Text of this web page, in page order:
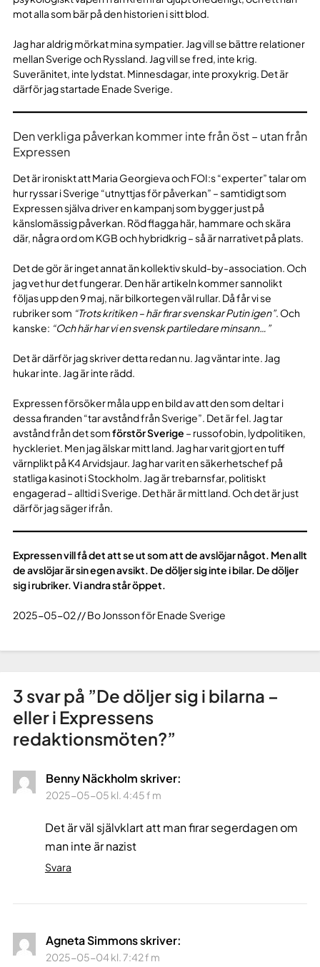
mot alla som bär på den historien i sitt blod.
Jag har aldrig mörkat mina sympatier. Jag vill se bättre relationer
mellan Sverige och Ryssland. Jag vill se fred, inte krig.
Suveränitet, inte lydstat. Minnesdagar, inte proxykrig. Det är
därför jag startade Enade Sverige.
Den verkliga påverkan kommer inte från öst – utan från
Expressen
Det är ironiskt att Maria Georgieva och FOI:s “experter” talar om
hur ryssar i Sverige “utnyttjas för påverkan” – samtidigt som
Expressen själva driver en kampanj som bygger just på
känslomässig påverkan. Röd flagga här, hammare och skära
där, några ord om KGB och hybridkrig – så är narrativet på plats.
Det de gör är inget annat än kollektiv skuld-by-association. Och
jag vet hur det fungerar. Den här artikeln kommer sannolikt
följas upp den 9 maj, när bilkortegen väl rullar. Då får vi se
rubriker som “Trots kritiken – här firar svenskar Putin igen”. Och
kanske: “Och här har vi en svensk partiledare minsann…”
Det är därför jag skriver detta redan nu. Jag väntar inte. Jag
hukar inte. Jag är inte rädd.
Expressen försöker måla upp en bild av att den som deltar i
dessa firanden “tar avstånd från Sverige”. Det är fel. Jag tar
avstånd från det somförstör Sverige – russofobin, lydpolitiken,
hyckleriet. Men jag älskar mitt land. Jag har varit gjort en tuff
värnplikt på K4 Arvidsjaur. Jag har varit en säkerhetschef på
statliga kasinot i Stockholm. Jag är trebarnsfar, politiskt
engagerad – alltid i Sverige. Det här är mitt land. Och det är just
därför jag säger ifrån.
Expressen vill få det att se ut som att de avslöjar något. Men allt
de avslöjar är sin egen avsikt. De döljer sig inte i bilar. De döljer
sig i rubriker. Vi andra står öppet.
2025-05-02 // Bo Jonsson för Enade Sverige
3 svar på ”De döljer sig i bilarna –
eller i Expressens
redaktionsmöten?”
Benny Näckholmskriver:
2025-05-05 kl. 4:45 f m
Det är väl självklart att man firar segerdagen om
man inte är nazist
Svara
Agneta Simmonsskriver:
2025-05-04 kl. 7:42 f m